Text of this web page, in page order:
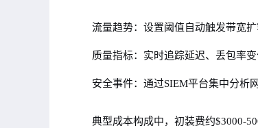
流量趋势：设置阈值自动触发带宽
质量指标：实时追踪延迟、丢包率
安全事件：通过SIEM平台集中分析
典型成本构成中，初装费约$3000-